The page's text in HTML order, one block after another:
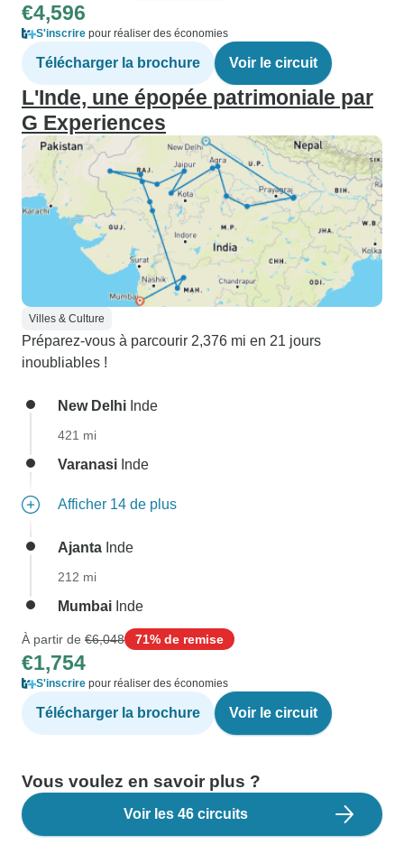
€4,596
S'inscrire pour réaliser des économies
Télécharger la brochure Voir le circuit
L'Inde, une épopée patrimoniale par
G Experiences
Villes & Culture
Préparez-vous à parcourir 2,376 mi en 21 jours
inoubliables !
New Delhi Inde
421 mi
Varanasi Inde
Afficher 14 de plus
Ajanta Inde
212 mi
Mumbai Inde
À partir de €6,048 71% de remise
€1,754
S'inscrire pour réaliser des économies
Télécharger la brochure Voir le circuit
Vous voulez en savoir plus ?
Voir les 46 circuits